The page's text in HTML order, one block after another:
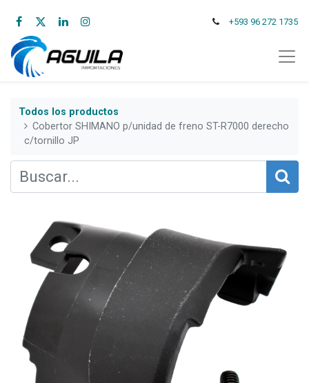
+593 96 272 1735
Todos los productos
Cobertor SHIMANO p/unidad de freno ST-R7000 derecho
c/tornillo JP